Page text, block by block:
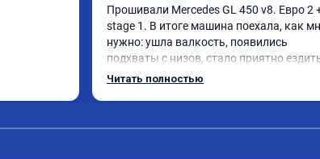
Прошивали Mercedes GL 450 v8. Евро 2
stage 1. В итоге машина поехала, как
нужно: ушла валкость, появились
подхваты с низов, стало приятно
Одни из лучших трат, в авто! 🔥
Читать полностью